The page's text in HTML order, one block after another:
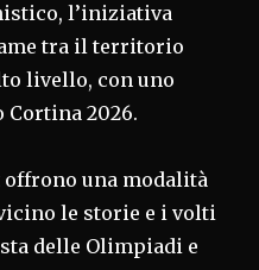
l’iniziativa
tra il territorio
livello, con uno
2026.
una modalità
le storie e i volti
delle Olimpiadi e